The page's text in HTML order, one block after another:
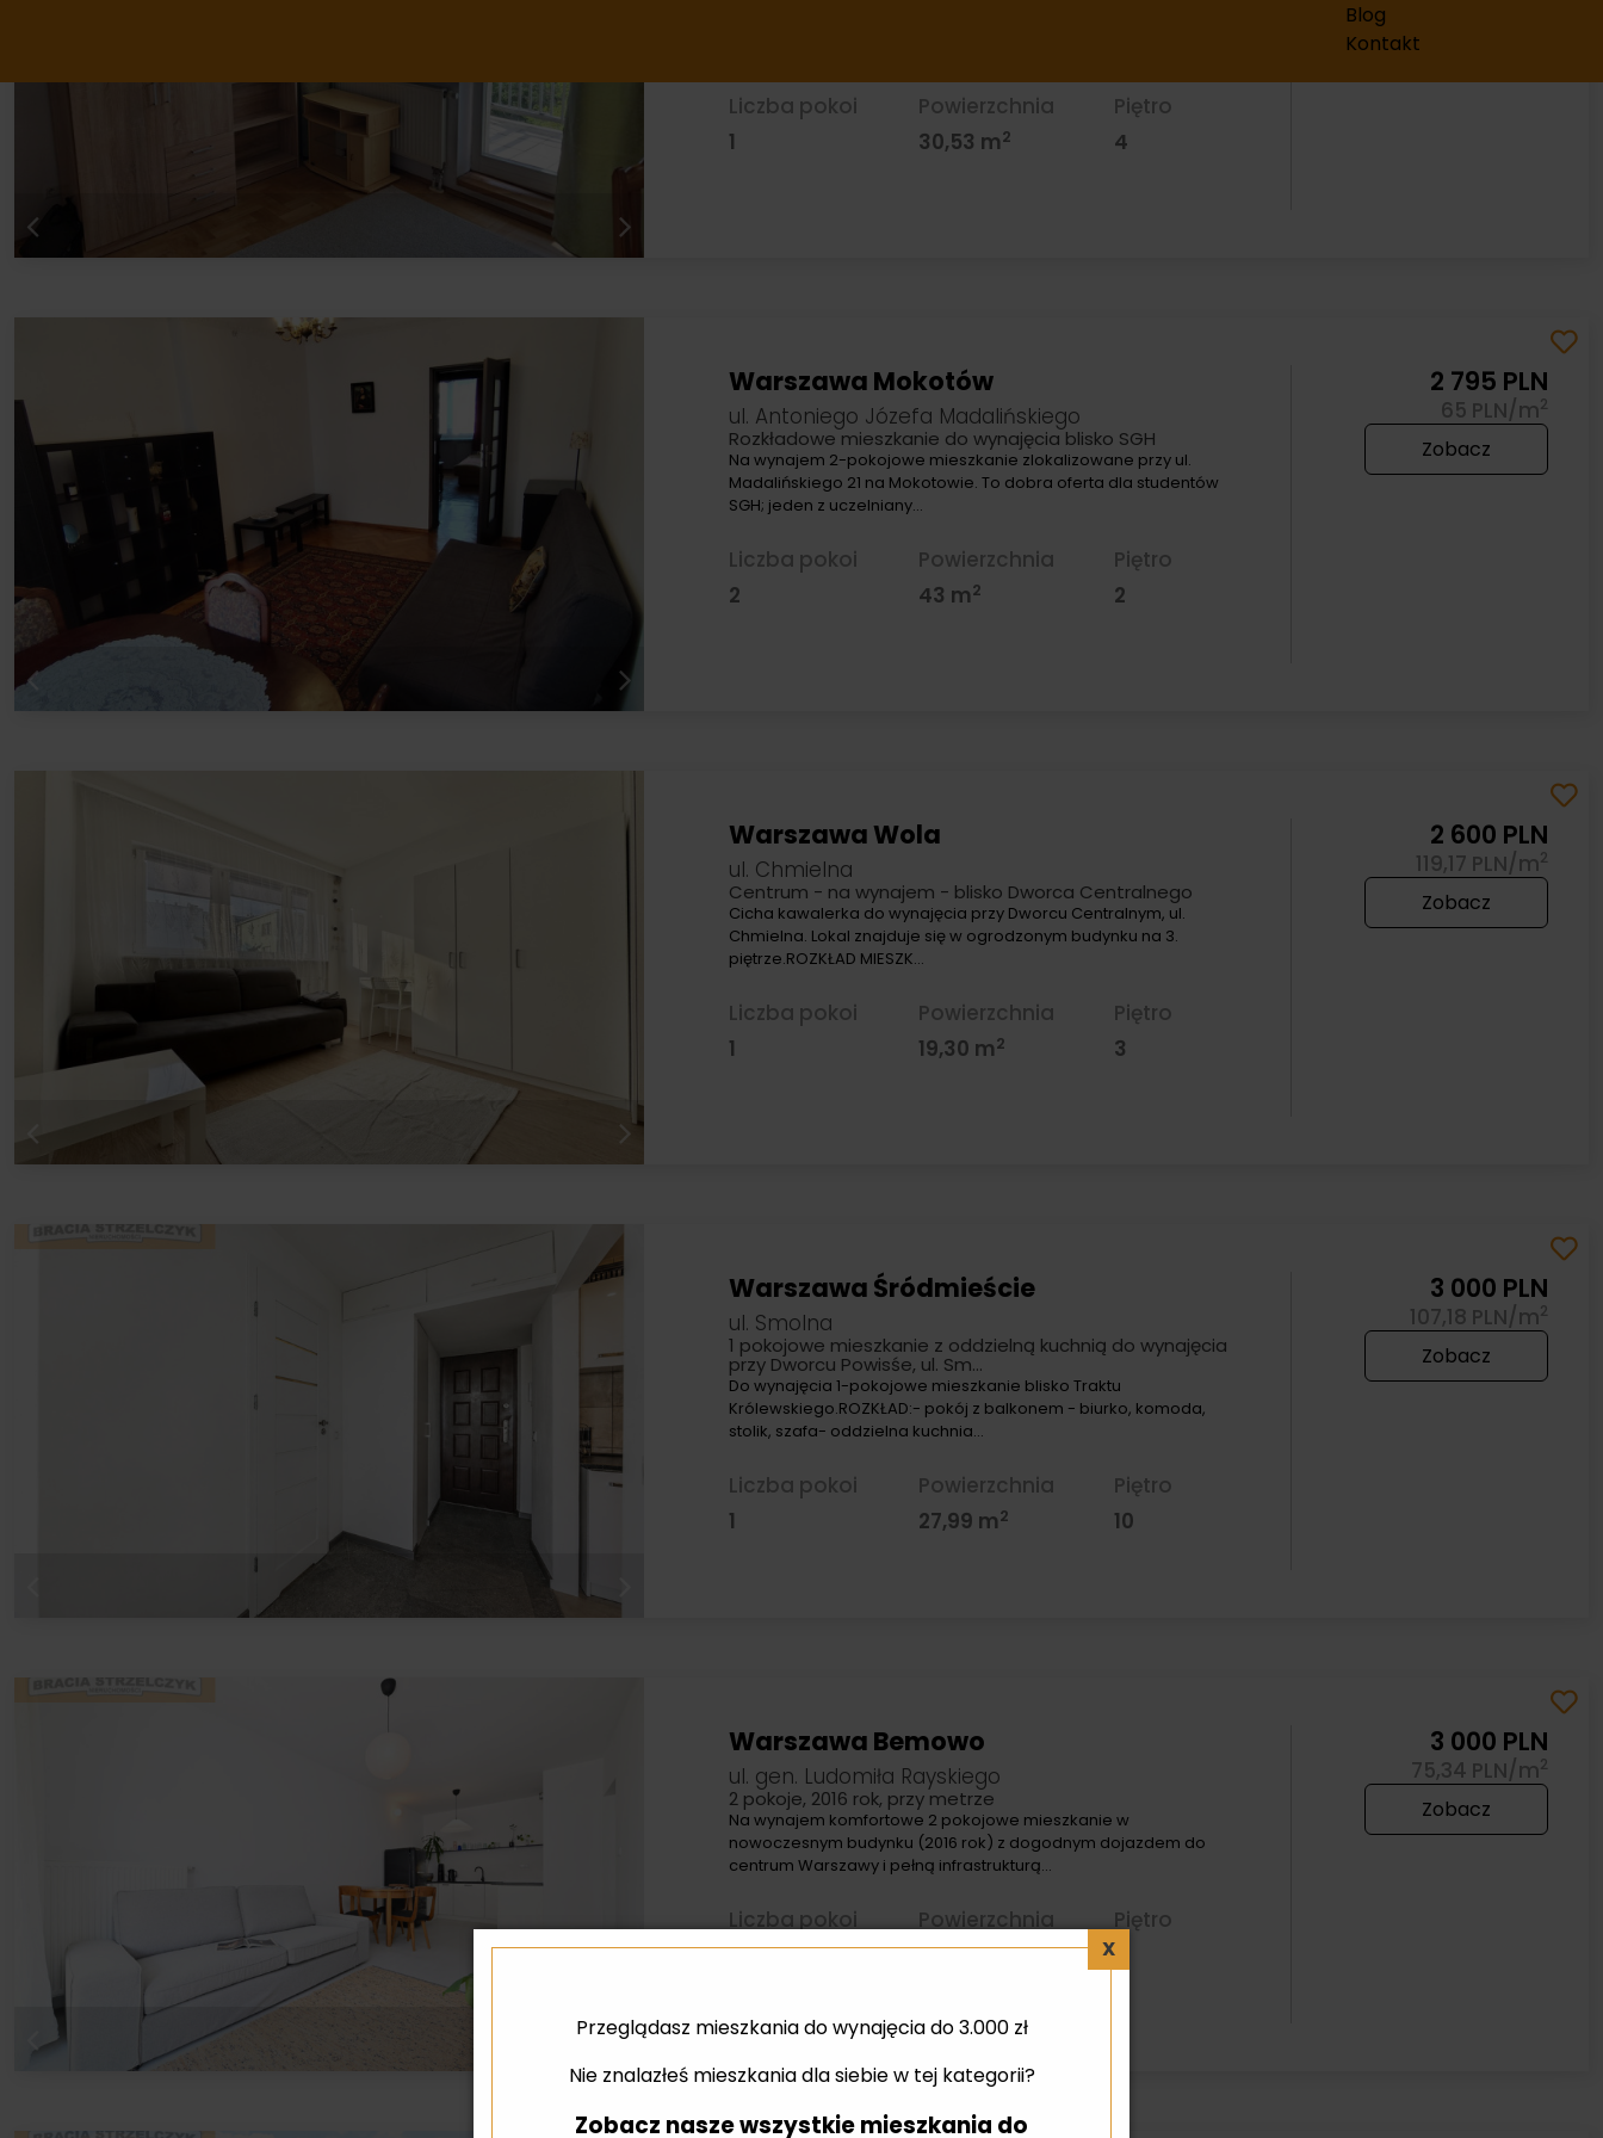
Blog
Kontakt
Liczba pokoi
1
Powierzchnia
30,53 m2
Piętro
4
Warszawa Mokotów
ul. Antoniego Józefa Madalińskiego
Rozkładowe mieszkanie do wynajęcia blisko SGH
Na wynajem 2-pokojowe mieszkanie zlokalizowane przy ul.
Madalińskiego 21 na Mokotowie. To dobra oferta dla studentów
SGH; jeden z uczelniany…
Liczba pokoi
2
Powierzchnia
43 m2
Piętro
2
2 795 PLN
65 PLN/m2
Zobacz
Warszawa Wola
ul. Chmielna
Centrum - na wynajem - blisko Dworca Centralnego
Cicha kawalerka do wynajęcia przy Dworcu Centralnym, ul.
Chmielna. Lokal znajduje się w ogrodzonym budynku na 3.
piętrze.ROZKŁAD MIESZK…
Liczba pokoi
1
Powierzchnia
19,30 m2
Piętro
3
2 600 PLN
119,17 PLN/m2
Zobacz
Warszawa Śródmieście
ul. Smolna
1 pokojowe mieszkanie z oddzielną kuchnią do wynajęcia
przy Dworcu Powisśe, ul. Sm…
Do wynajęcia 1-pokojowe mieszkanie blisko Traktu
Królewskiego.ROZKŁAD:- pokój z balkonem - biurko, komoda,
stolik, szafa- oddzielna kuchnia…
Liczba pokoi
1
Powierzchnia
27,99 m2
Piętro
10
3 000 PLN
107,18 PLN/m2
Zobacz
Warszawa Bemowo
ul. gen. Ludomiła Rayskiego
2 pokoje, 2016 rok, przy metrze
Na wynajem komfortowe 2 pokojowe mieszkanie w
nowoczesnym budynku (2016 rok) z dogodnym dojazdem do
centrum Warszawy i pełną infrastrukturą…
Liczba pokoi
2
Powierzchnia
39,82 m2
Piętro
2
3 000 PLN
75,34 PLN/m2
Zobacz
Przeglądasz mieszkania do wynajęcia do 3.000 zł
Nie znalazłeś mieszkania dla siebie w tej kategorii?
Zobacz nasze wszystkie mieszkania do